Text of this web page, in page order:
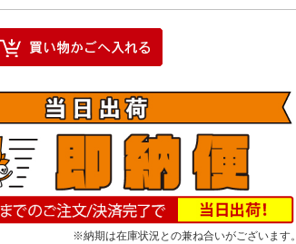
※納期は在庫状況との兼ね合いがございます。